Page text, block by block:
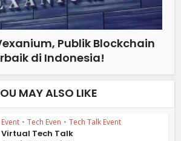
Publik Blockchain
di Indonesia!
MAY ALSO LIKE
Event • Tech Even • Tech Talk Event
Virtual Tech Talk